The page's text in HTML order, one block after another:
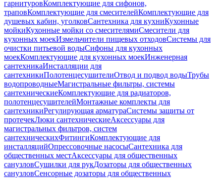
гарнитуровКомплектующие для сифонов,
траповКомплектующие для смесителейКомплектующие для
душевых кабин, уголковСантехника для кухниКухонные
мойкиКухонные мойки со смесителямиСмесители для
кухонных моекИзмельчители пищевых отходовСистемы для
очистки питьевой водыСифоны для кухонных
моекКомплектующие для кухонных моекИнженерная
сантехникаИнсталляции для
сантехникиПолотенцесушителиОтвод и подвод водыТрубы
водопроводныеМагистральные фильтры, системы
сантехническиеКомплектующие для радиаторов,
полотенцесушителейМонтажные комплекты для
сантехникиРегулирующая арматураСистемы защиты от
протечекЛюки сантехническиеАксессуары для
магистральных фильтров, систем
сантехническихФитингиКомплектующие для
инсталляцийОпрессовочные насосыСантехника для
общественных местАксессуары для общественных
санузловСушилки для рукДозаторы для общественных
санузловСенсорные дозаторы для общественных